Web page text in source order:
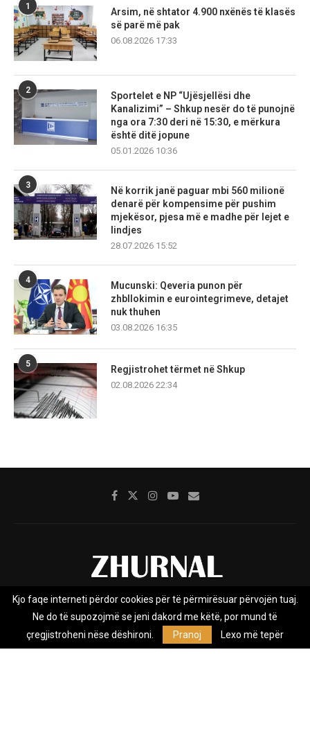
1
Arsim, në shtator 4.900 nxënës të klasës
së parë më pak
06.08.2026 17:33
2
Sportelet e NP “Ujësjellësi dhe
Kanalizimi” – Shkup nesër do të punojnë
nga ora 7:30 deri në 15:30, e mërkura
është ditë jopune
05.01.2026 10:36
3
Në korrik janë paguar mbi 560 milionë
denarë për kompensime për pushim
mjekësor, pjesa më e madhe për lejet e
lindjes
28.07.2026 15:52
4
Mucunski: Qeveria punon për
zhbllokimin e eurointegrimeve, detajet
nuk thuhen
03.08.2026 16:35
5
Regjistrohet tërmet në Shkup
02.08.2026 22:34
Rreth nesh Impresumi Marketing
Kontakt
Privacy Policy
Zhurnal.mk është Agjenci e Lajmeve e pavarur, e themeluar në vitin
Kjo faqe interneti përdor cookies për të përmirësuar përvojën tuaj.
Ne do të supozojmë se jeni dakord me këtë, por mund të
çregjistroheni nëse dëshironi.
Pranoj Lexo më tepër